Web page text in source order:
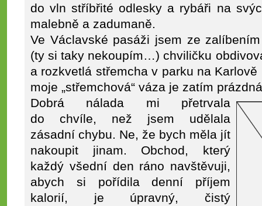
do vln stříbřité odlesky a rybáři na
malebně a zadumaně.
Ve Václavské pasáži jsem ze
(ty si taky nekoupím…) chviličku
a rozkvetlá střemcha v parku na
moje „střemchová“ váza je zatím
Dobrá nálada mi přetrvala
do chvíle, než jsem udělala
zásadní chybu. Ne, že bych měla jít
nakoupit jinam. Obchod, který
každý všední den ráno navštěvuji,
abych si pořídila denní příjem
kalorií, je úpravný, čistý